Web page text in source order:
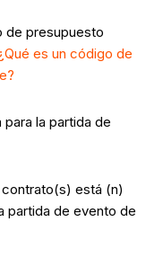
de presupuesto
es un código de
la partida de
está (n)
partida de evento de